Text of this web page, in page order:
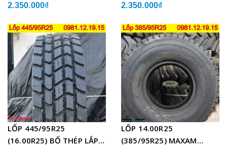
TCH21 BỐ THÉP
2.350.000₫
GLB05 BỐ THÉP
2.350.000₫
LỐP 445/95R25
(16.00R25) BỐ THÉP LẮP
LỐP 14.00R25
(385/95R25) MAXAM